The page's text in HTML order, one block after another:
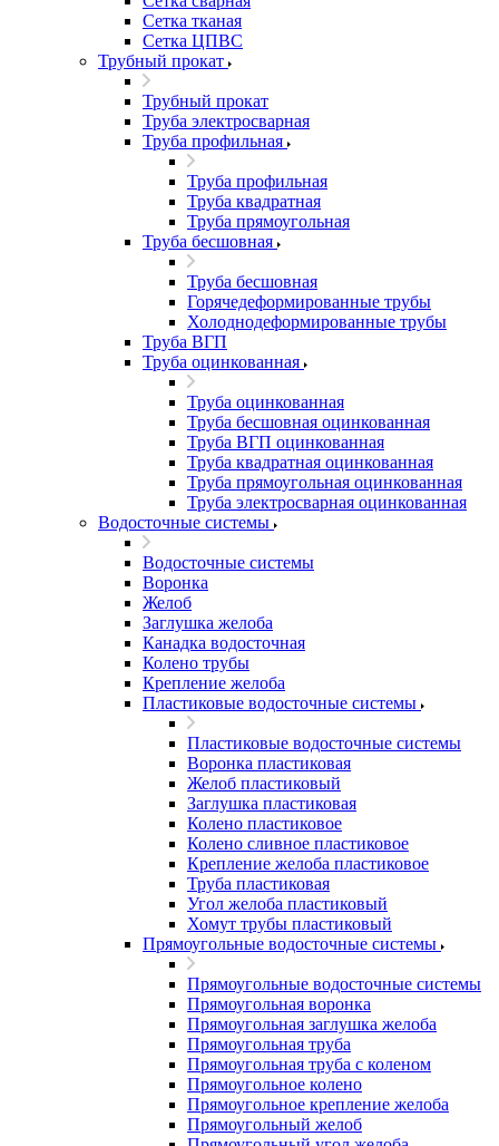
Сетка тканая
Сетка ЦПВС
Трубный прокат
Трубный прокат
Труба электросварная
Труба профильная
Труба профильная
Труба квадратная
Труба прямоугольная
Труба бесшовная
Труба бесшовная
Горячедеформированные трубы
Холоднодеформированные трубы
Труба ВГП
Труба оцинкованная
Труба оцинкованная
Труба бесшовная оцинкованная
Труба ВГП оцинкованная
Труба квадратная оцинкованная
Труба прямоугольная оцинкованная
Труба электросварная оцинкованная
Водосточные системы
Водосточные системы
Воронка
Желоб
Заглушка желоба
Канадка водосточная
Колено трубы
Крепление желоба
Пластиковые водосточные системы
Пластиковые водосточные системы
Воронка пластиковая
Желоб пластиковый
Заглушка пластиковая
Колено пластиковое
Колено сливное пластиковое
Крепление желоба пластиковое
Труба пластиковая
Угол желоба пластиковый
Хомут трубы пластиковый
Прямоугольные водосточные системы
Прямоугольные водосточные системы
Прямоугольная воронка
Прямоугольная заглушка желоба
Прямоугольная труба
Прямоугольная труба c коленом
Прямоугольное колено
Прямоугольное крепление желоба
Прямоугольный желоб